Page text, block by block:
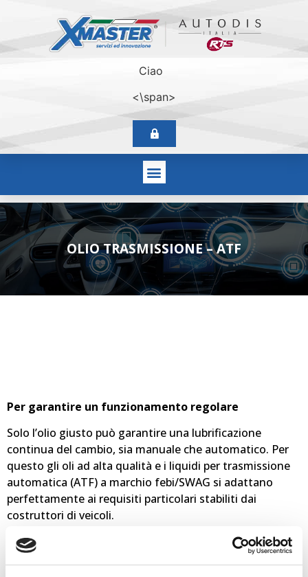
Ciao
<\span>
OLIO TRASMISSIONE – ATF
Per garantire un funzionamento regolare
Solo l’olio giusto può garantire una lubrificazione
continua del cambio, sia manuale che automatico. Per
questo gli oli ad alta qualità e i liquidi per trasmissione
automatica (ATF) a marchio febi/SWAG si adattano
perfettamente ai requisiti particolari stabiliti dai
costruttori di veicoli.
Grazie alla loro stabilità termica, gli oli offrono una
resistenza ideale all’invecchiamento e la massima